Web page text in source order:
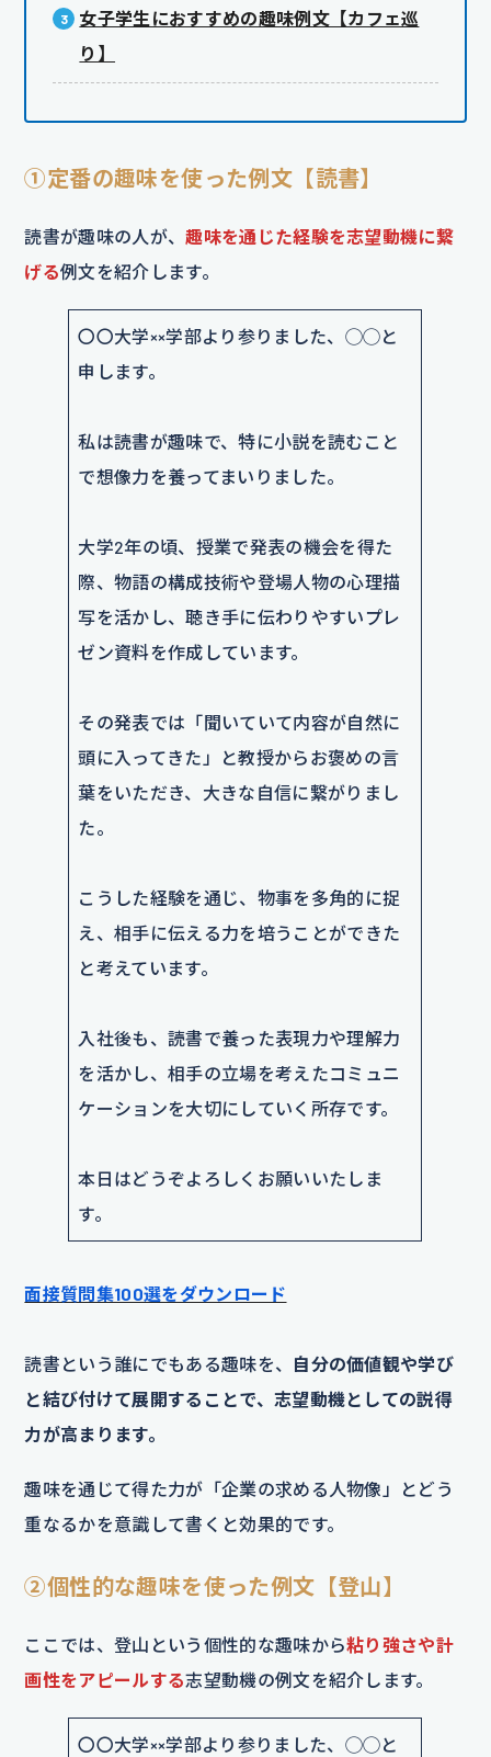
女子学生におすすめの趣味例文【カフェ巡
り】
①定番の趣味を使った例文【読書】
読書が趣味の人が、趣味を通じた経験を志望動機に繋
げる例文を紹介します。
〇〇大学××学部より参りました、◯◯と
申します。
私は読書が趣味で、特に小説を読むこと
で想像力を養ってまいりました。
大学2年の頃、授業で発表の機会を得た
際、物語の構成技術や登場人物の心理描
写を活かし、聴き手に伝わりやすいプレ
ゼン資料を作成しています。
その発表では「聞いていて内容が自然に
頭に入ってきた」と教授からお褒めの言
葉をいただき、大きな自信に繋がりまし
た。
こうした経験を通じ、物事を多角的に捉
え、相手に伝える力を培うことができた
と考えています。
入社後も、読書で養った表現力や理解力
を活かし、相手の立場を考えたコミュニ
ケーションを大切にしていく所存です。
本日はどうぞよろしくお願いいたしま
す。
面接質問集100選をダウンロード
読書という誰にでもある趣味を、 自分の価値観や学び
と結び付けて展開することで、志望動機としての説得
力が高まります。
趣味を通じて得た力が「企業の求める人物像」とどう
重なるかを意識して書くと効果的です。
②個性的な趣味を使った例文【登山】
ここでは、登山という個性的な趣味から粘り強さや計
画性をアピールする志望動機の例文を紹介します。
〇〇大学××学部より参りました、◯◯と